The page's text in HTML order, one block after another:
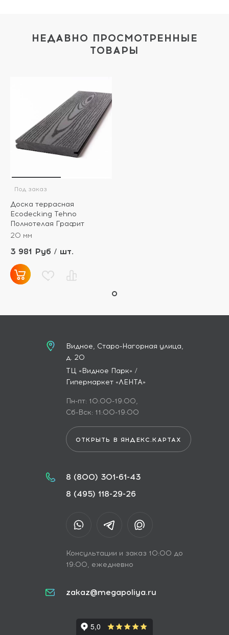
НЕДАВНО ПРОСМОТРЕННЫЕ
ТОВАРЫ
Под заказ
Доска террасная
Ecodecking Tehno
Полнотелая Графит
20 мм
3 981 Руб / шт.
Видное, Старо-Нагорная улица,
д. 20
ТЦ «Видное Парк» /
Гипермаркет «ЛЕНТА»
Пн-пт: 10:00-19:00,
Сб-Вск: 11:00-19:00
ОТКРЫТЬ В ЯНДЕКС.КАРТАХ
8 (800) 301-61-43
8 (495) 118-29-26
Консультации и заказ 10:00 до
19:00, ежедневно
zakaz@megapoliya.ru